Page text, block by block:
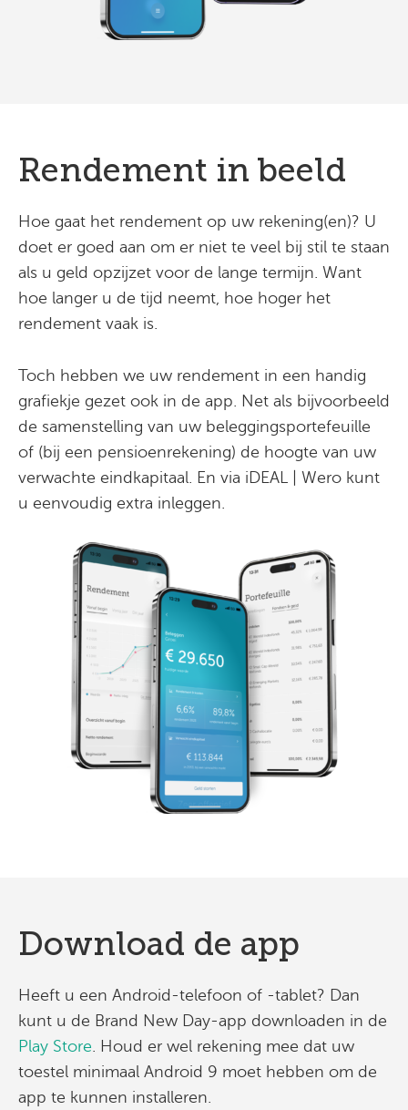
Rendement in beeld
Hoe gaat het rendement op uw rekening(en)? U
doet er goed aan om er niet te veel bij stil te staan
als u geld opzijzet voor de lange termijn. Want
hoe langer u de tijd neemt, hoe hoger het
rendement vaak is.
Toch hebben we uw rendement in een handig
grafiekje gezet ook in de app. Net als bijvoorbeeld
de samenstelling van uw beleggingsportefeuille
of (bij een pensioenrekening) de hoogte van uw
verwachte eindkapitaal. En via iDEAL | Wero kunt
u eenvoudig extra inleggen.
Download de app
Heeft u een Android-telefoon of -tablet? Dan
kunt u de Brand New Day-app downloaden in de
Play Store . Houd er wel rekening mee dat uw
toestel minimaal Android 9 moet hebben om de
app te kunnen installeren.